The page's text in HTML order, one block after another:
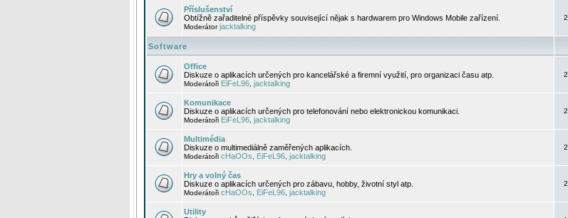
Příslušenství
Obtížně zařaditelné příspěvky související nějak s hardwarem pro Windows Mobile zařízení.
Moderátorjacktalking
Software
Office
Diskuze o aplikacích určených pro kancelářské a firemní využití, pro organizaci času atp.
Moderátoři EiFeL96 jacktalking
Komunikace
Diskuze o aplikacích určených pro telefonování nebo elektronickou komunikaci.
Moderátoři EiFeL96 jacktalking
Multimédia
Diskuze o multimediálně zaměřených aplikacích.
Moderátoři cHaOOs EiFeL96 jacktalking
Hry a volný čas
Diskuze o aplikacích určených pro zábavu, hobby, životní styl atp.
Moderátoři cHaOOs EiFeL96 jacktalking
Utility